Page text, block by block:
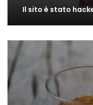
Il sito è stato